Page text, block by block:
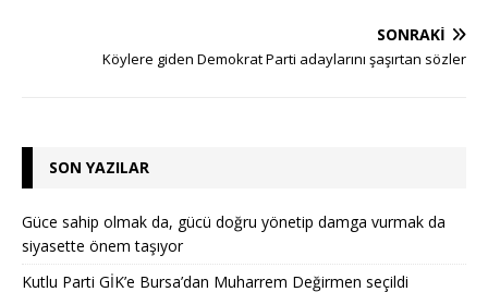
SONRAKI
Köylere giden Demokrat Parti adaylarını şaşırtan sözler
SON YAZILAR
Güce sahip olmak da, gücü doğru yönetip damga vurmak da
siyasette önem taşıyor
Kutlu Parti GİK’e Bursa’dan Muharrem Değirmen seçildi